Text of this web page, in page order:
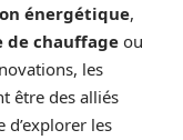
énergétique,
de chauffage ou
les
être des alliés
d’explorer les